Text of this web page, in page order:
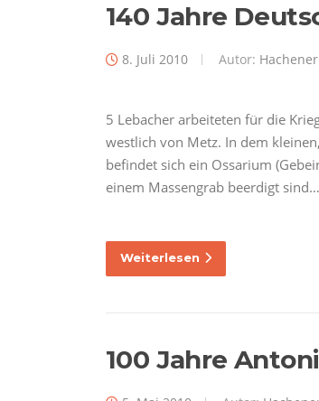
140 Jahre
8. Juli 2010 Autor: Hachener
5 Lebacher arbeiteten für die
westlich von Metz. In dem
befindet sich ein Ossarium
einem Massengrab beerdigt
Weiterlesen
100 Jahre